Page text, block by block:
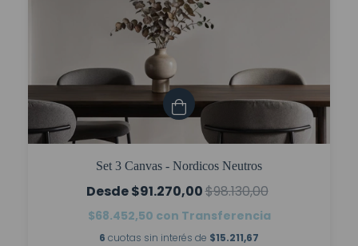
Set 3 Canvas - Nordicos Neutros
$91.270,00$98.130,00
$68.452,50 con Transferencia
6 cuotas sin interés de $15.211,67